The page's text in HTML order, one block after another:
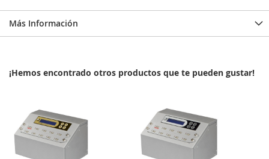
Más Información
¡Hemos encontrado otros productos que te pueden gustar!